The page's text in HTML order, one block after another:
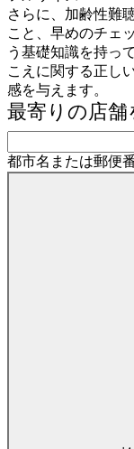
さらに、加齢性難
こと、早めのチェ
う基礎知識を持っ
こえに関する正し
感を与えます。
最寄りの店舗
都市名または郵便